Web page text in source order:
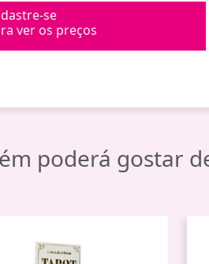
se
ver os preços
poderá gostar